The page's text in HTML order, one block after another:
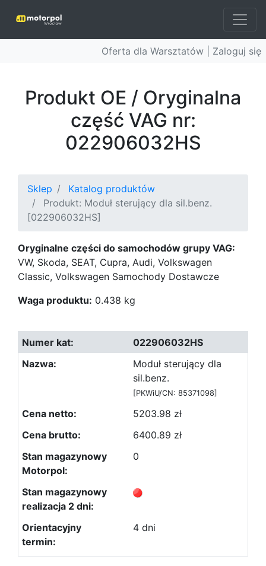
Oferta dla Warsztatów | Zaloguj się
Produkt OE / Oryginalna
część VAG nr:
022906032HS
Sklep
Katalog produktów
Produkt: Moduł sterujący dla sil.benz.
[022906032HS]
Oryginalne części do samochodów grupy VAG:
VW, Skoda, SEAT, Cupra, Audi, Volkswagen
Classic, Volkswagen Samochody Dostawcze
Waga produktu: 0.438 kg
022906032HS
Moduł sterujący dla
sil.benz.
[PKWiU/CN: 85371098]
5203.98 zł
6400.89 zł
0
4 dni